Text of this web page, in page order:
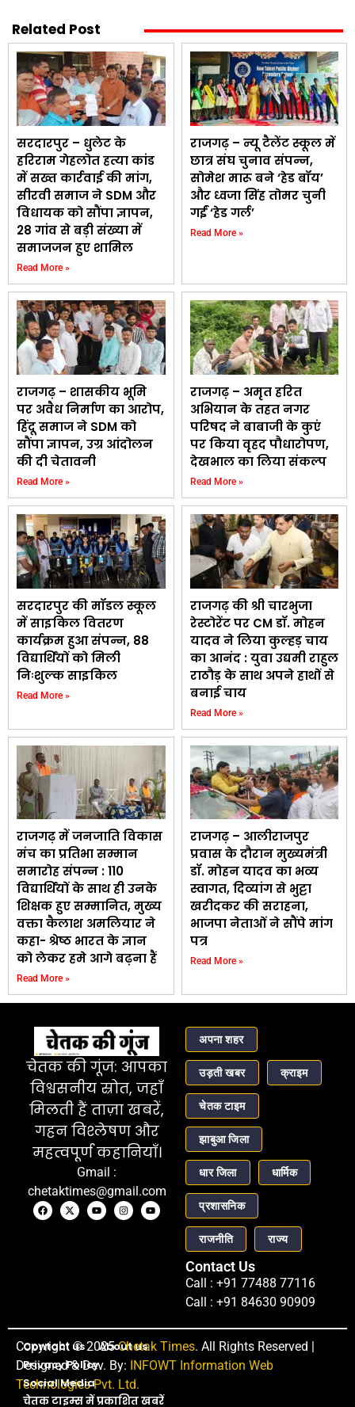
Related Post
सरदारपुर – धुलेट के
हरिराम गेहलोत हत्या कांड
में सख्त कार्रवाई की मांग,
सीरवी समाज ने SDM और
विधायक को सौंपा ज्ञापन,
28 गांव से बड़ी संख्या में
समाजजन हुए शामिल
Read More »
राजगढ़ – न्यू टैलेंट स्कूल में
छात्र संघ चुनाव संपन्न,
सोमेश मारू बने ‘हेड बॉय’
और ध्वजा सिंह तोमर चुनी
गईं ‘हेड गर्ल’
Read More »
राजगढ़ – शासकीय भूमि
पर अवैध निर्माण का आरोप,
हिंदू समाज ने SDM को
सौंपा ज्ञापन, उग्र आंदोलन
की दी चेतावनी
Read More »
राजगढ़ – अमृत हरित
अभियान के तहत नगर
परिषद ने बाबाजी के कुएं
पर किया वृहद पौधारोपण,
देखभाल का लिया संकल्प
Read More »
सरदारपुर की मॉडल स्कूल
में साइकिल वितरण
कार्यक्रम हुआ संपन्न, 88
विद्यार्थियों को मिली
निःशुल्क साइकिल
Read More »
राजगढ़ की श्री चारभुजा
रेस्टोरेंट पर CM डॉ. मोहन
यादव ने लिया कुल्हड़ चाय
का आनंद : युवा उद्यमी राहुल
राठौड़ के साथ अपने हाथों से
बनाई चाय
Read More »
राजगढ़ में जनजाति विकास
मंच का प्रतिभा सम्मान
समारोह संपन्न : 110
विद्यार्थियों के साथ ही उनके
शिक्षक हुए सम्मानित, मुख्य
वक्ता कैलाश अमलियार ने
कहा- श्रेष्ठ भारत के ज्ञान
को लेकर हमे आगे बढ़ना हैं
Read More »
राजगढ़ – आलीराजपुर
प्रवास के दौरान मुख्यमंत्री
डॉ. मोहन यादव का भव्य
स्वागत, दिव्यांग से भुट्टा
खरीदकर की सराहना,
भाजपा नेताओं ने सौंपे मांग
पत्र
Read More »
चेतक की गूंज: आपका
विश्वसनीय स्रोत, जहाँ
मिलती हैं ताज़ा खबरें,
गहन विश्लेषण और
महत्वपूर्ण कहानियाँ।
Gmail :
chetaktimes@gmail.com
अपना शहर
उड़ती खबर क्राइम
चेतक टाइम
झाबुआ जिला
धार जिला धार्मिक
प्रशासनिक
राजनीति राज्य
Contact Us
Call : +91 77488 77116
Call : +91 84630 90909
Contact us
About us
Privacy Policy
Social Media
चेतक टाइम्स में प्रकाशित खबरें
Copyright © 2025Chetak Times. All Rights Reserved |
Designed & Dev. By: INFOWT Information Web
Technologies Pvt. Ltd.